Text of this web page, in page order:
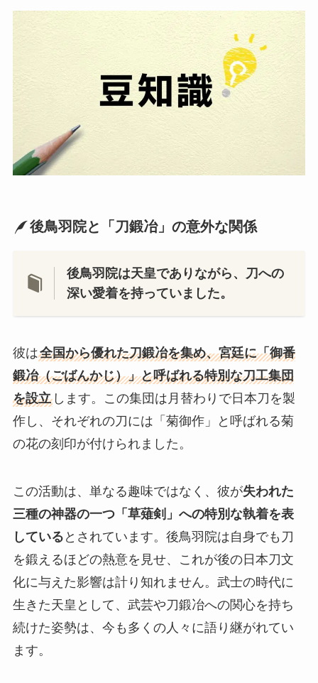
後鳥羽院と「刀鍛冶」の意外な関係
後鳥羽院は天皇でありながら、刀への
深い愛着を持っていました。
彼は全国から優れた刀鍛冶を集め、宮廷に「御番
鍛冶（ごばんかじ）」と呼ばれる特別な刀工集団
を設立します。この集団は月替わりで日本刀を製
作し、それぞれの刀には「菊御作」と呼ばれる菊
の花の刻印が付けられました。
この活動は、単なる趣味ではなく、彼が失われた
三種の神器の一つ「草薙剣」への特別な執着を表
している とされています。後鳥羽院は自身でも刀
を鍛えるほどの熱意を見せ、これが後の日本刀文
化に与えた影響は計り知れません。武士の時代に
生きた天皇として、武芸や刀鍛冶への関心を持ち
続けた姿勢は、今も多くの人々に語り継がれてい
ます。